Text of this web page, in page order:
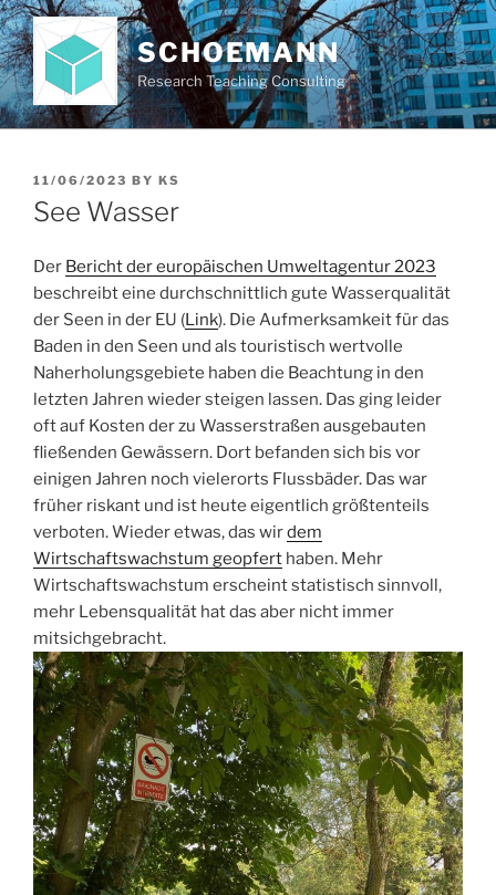
Skip
to
content
SCHOEMANN
Research Teaching Consulting
POSTED
ON
11/06/2023 BY KS
See Wasser
Der Bericht der europäischen Umweltagentur 2023
beschreibt eine durchschnittlich gute Wasserqualität
der Seen in der EU (Link). Die Aufmerksamkeit für das
Baden in den Seen und als touristisch wertvolle
Naherholungsgebiete haben die Beachtung in den
letzten Jahren wieder steigen lassen. Das ging leider
oft auf Kosten der zu Wasserstraßen ausgebauten
fließenden Gewässern. Dort befanden sich bis vor
einigen Jahren noch vielerorts Flussbäder. Das war
früher riskant und ist heute eigentlich größtenteils
verboten. Wieder etwas, das wirdem
Wirtschaftswachstum geopfert haben. Mehr
Wirtschaftswachstum erscheint statistisch sinnvoll,
mehr Lebensqualität hat das aber nicht immer
mitsichgebracht.